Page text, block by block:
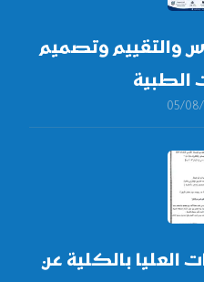
والتقييم وتصميم
الطبية
05/
العليا بالكلية عن